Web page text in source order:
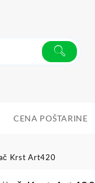
CENA POŠTARINE
Krst Art420